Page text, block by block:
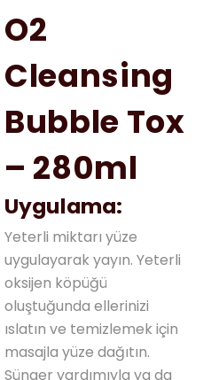
O2
Cleansing
Bubble Tox
– 280ml
Uygulama:
Yeterli miktarı yüze
uygulayarak yayın. Yeterli
oksijen köpüğü
oluştuğunda ellerinizi
ıslatın ve temizlemek için
masajla yüze dağıtın.
Sünger yardımıyla ya da